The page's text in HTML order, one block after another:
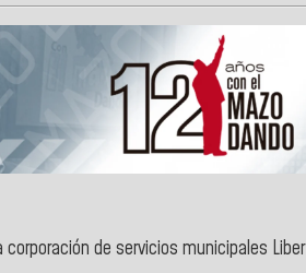
de servicios municipales